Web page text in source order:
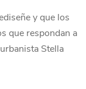
y que los
que respondan a
Stella